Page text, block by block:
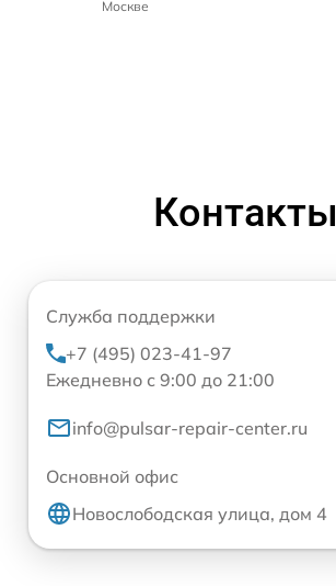
Москве
Контакты
Служба поддержки
+7 (495) 023-41-97
Ежедневно с 9:00 до 21:00
info@pulsar-repair-center.ru
Основной офис
Новослободская улица, дом 4